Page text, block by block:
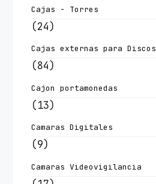
Cajas - Torres
(24)
Cajas externas para Discos
(84)
Cajon portamonedas
(13)
Camaras Digitales
(9)
Camaras Videovigilancia